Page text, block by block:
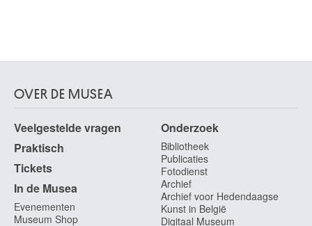
OVER DE MUSEA
Veelgestelde vragen
Praktisch
Tickets
In de Musea
Evenementen
Museum Shop
Onderzoek
Bibliotheek
Publicaties
Fotodienst
Archief
Archief voor Hedendaagse
Kunst in België
Digitaal Museum